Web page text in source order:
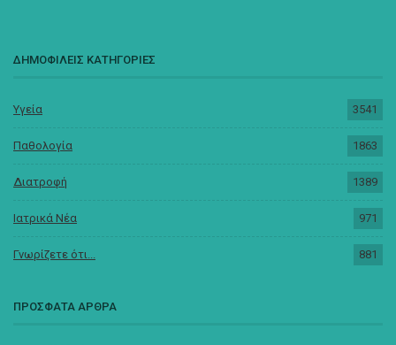
ΔΗΜΟΦΙΛΕΙΣ ΚΑΤΗΓΟΡΙΕΣ
Υγεία 3541
Παθολογία 1863
Διατροφή 1389
Ιατρικά Νέα 971
Γνωρίζετε ότι... 881
ΠΡΟΣΦΑΤΑ ΑΡΘΡΑ